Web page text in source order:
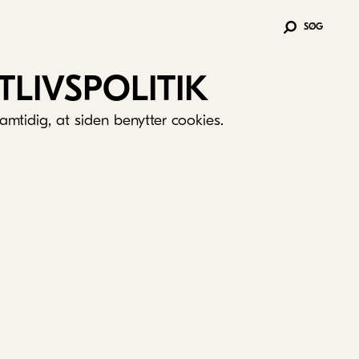
SØG
at siden benytter cookies.